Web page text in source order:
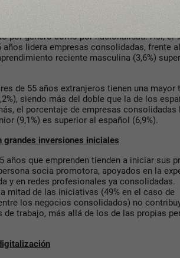
y de nacionalidad
manifiesto importantes diferencias dentro
por género como por nacionalidad. Así, el
años lidera empresas consolidadas, frente
reciente masculina (3,6%)
de 55 años extranjeros tienen una mayor
siendo más del doble que la de los
el porcentaje de empresas consolidadas
(9,1%) es superior al español (6,9%).
grandes inversiones iniciales
años que emprenden tienden a iniciar sus
socia promotora, apoyados en la
y en redes profesionales ya consolidadas.
mitad de las iniciativas (49% en el caso de
los negocios consolidados) no
de trabajo, más allá de los de las propias